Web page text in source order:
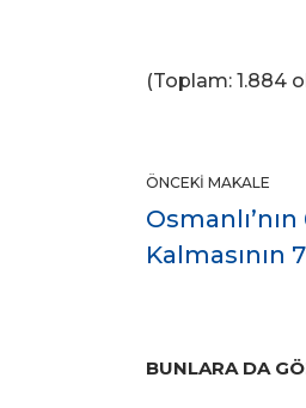
(Toplam: 1.884
ÖNCEKI MAKALE
Kalmasının 7
BUNLARA DA